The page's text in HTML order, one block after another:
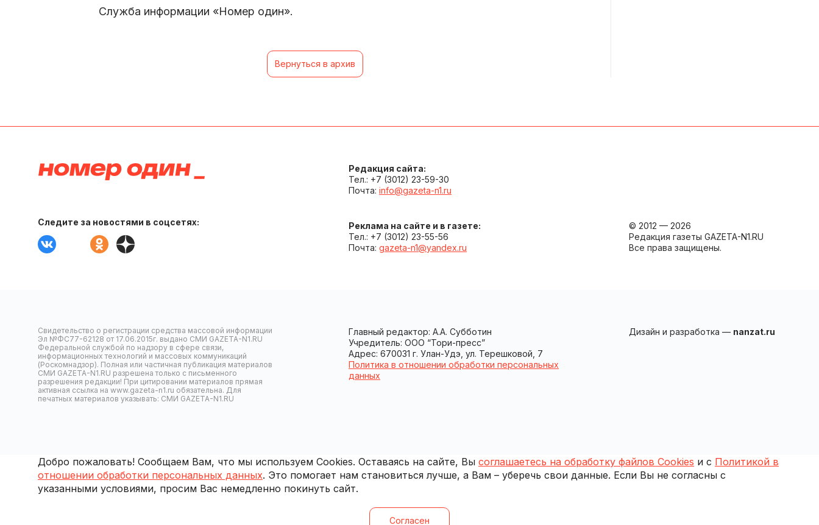
Служба информации «Номер один».
Вернуться в архив
Следите за новостями в соцсетях:
Редакция сайта:
Тел.: +7 (3012) 23-59-30
Почта: info@gazeta-n1.ru
Реклама на сайте и в газете:
Тел.: +7 (3012) 23-55-56
Почта: gazeta-n1@yandex.ru
© 2012 — 2026
Редакция газеты GAZETA-N1.RU
Все права защищены.
Свидетельство о регистрации средства массовой информации
Эл №ФС77-62128 от 17.06.2015г. выдано СМИ GAZETA-N1.RU
Федеральной службой по надзору в сфере связи,
информационных технологий и массовых коммуникаций
(Роскомнадзор). Полная или частичная публикация материалов
СМИ GAZETA-N1.RU разрешена только с письменного
разрешения редакции! При цитировании материалов прямая
активная ссылка на www.gazeta-n1.ru обязательна. Для
печатных материалов указывать: СМИ GAZETA-N1.RU
Главный редактор: А.А. Субботин
Учредитель: ООО “Тори-пресс”
Адрес: 670031 г. Улан-Удэ, ул. Терешковой, 7
Политика в отношении обработки персональных
данных
Дизайн и разработка — nanzat.ru
Добро пожаловать! Сообщаем Вам, что мы используем Cookies. Оставаясь на сайте, Вы соглашаетесь на обработку файлов Cookies и с Политикой в
отношении обработки персональных данных. Это помогает нам становиться лучше, а Вам – уберечь свои данные. Если Вы не согласны с
указанными условиями, просим Вас немедленно покинуть сайт.
Согласен